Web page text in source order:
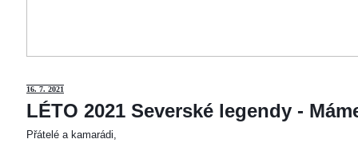
16. 7. 2021
LÉTO 2021 Severské legendy -
Přátelé a kamarádi,